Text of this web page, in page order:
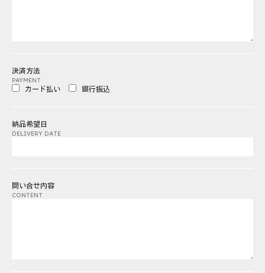
決済方法
PAYMENT
カード払い 銀行振込
納品希望日
DELIVERY DATE
問い合せ内容
CONTENT